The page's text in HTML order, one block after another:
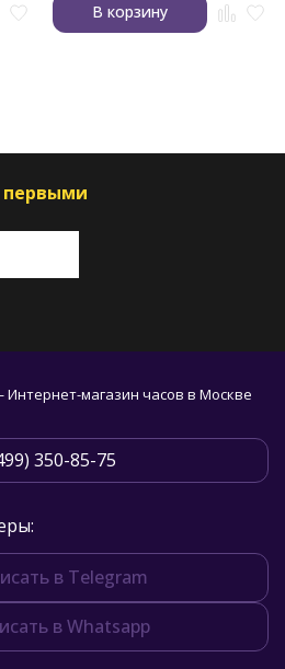
В корзину
Интернет-магазин часов в Москве
350-85-75
в Telegram
в Whatsapp